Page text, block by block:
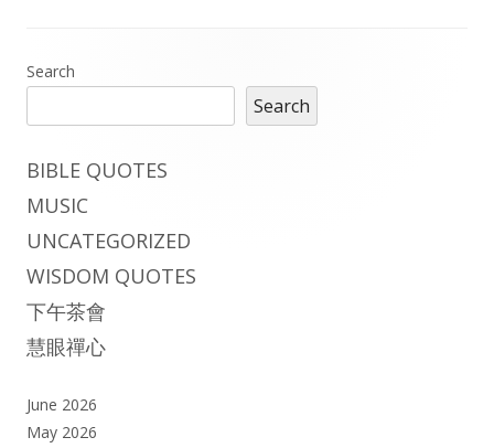
Main
Sidebar
Search
Search
BIBLE QUOTES
MUSIC
UNCATEGORIZED
WISDOM QUOTES
下午茶會
慧眼禪心
June 2026
May 2026